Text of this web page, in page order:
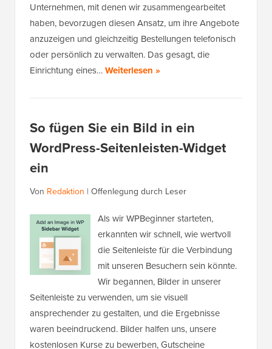
Unternehmen, mit denen wir zusammengearbeitet
haben, bevorzugen diesen Ansatz, um ihre Angebote
anzuzeigen und gleichzeitig Bestellungen telefonisch
oder persönlich zu verwalten. Das gesagt, die
Einrichtung eines…Weiterlesen »
So fügen Sie ein Bild in ein
WordPress-Seitenleisten-Widget
ein
Von Redaktion | Offenlegung durch Leser
Als wir WPBeginner starteten,
erkannten wir schnell, wie wertvoll
die Seitenleiste für die Verbindung
mit unseren Besuchern sein könnte.
Wir begannen, Bilder in unserer
Seitenleiste zu verwenden, um sie visuell
ansprechender zu gestalten, und die Ergebnisse
waren beeindruckend. Bilder halfen uns, unsere
kostenlosen Kurse zu bewerben, Gutscheine